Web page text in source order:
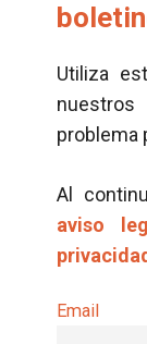
Utiliza
problema
Al
aviso
Email